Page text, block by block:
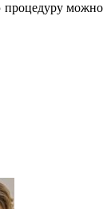
процедуру можно